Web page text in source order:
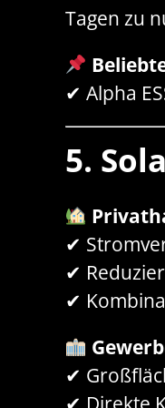
Tagen zu
✔ Alpha
5.
✔
✔
✔
✔